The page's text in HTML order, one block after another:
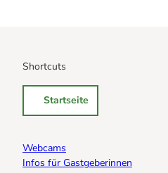
Shortcuts
Startseite
Webcams
Infos für Gastgeberinnen